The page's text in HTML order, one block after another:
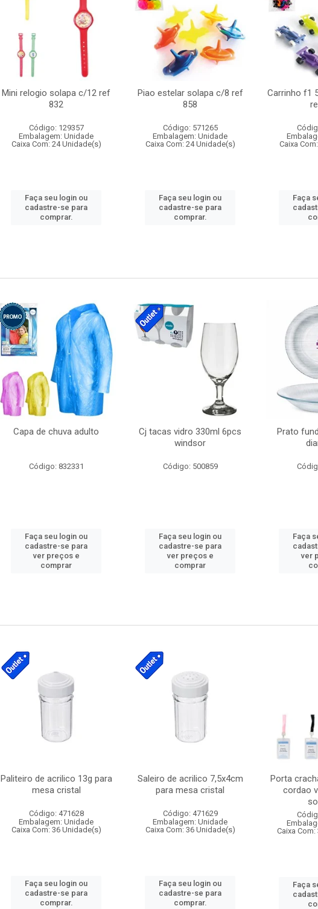
Mini relogio solapa c/12 ref
832
Código: 129357
Embalagem: Unidade
Caixa Com: 24 Unidade(s)
Faça seu login ou
cadastre-se para
comprar.
Piao estelar solapa c/8 ref
858
Código: 571265
Embalagem: Unidade
Caixa Com: 24 Unidade(s)
Faça seu login ou
cadastre-se para
comprar.
Carrinho f1
Caixa
Faça
Capa de chuva adulto
Código: 832331
Faça seu login ou
cadastre-se para
ver preços e
comprar
Cj tacas vidro 330ml 6pcs
windsor
Código: 500859
Faça seu login ou
cadastre-se para
ver preços e
comprar
Prato
Faça
ver
Paliteiro de acrilico 13g para
mesa cristal
Código: 471628
Embalagem: Unidade
Caixa Com: 36 Unidade(s)
Faça seu login ou
cadastre-se para
comprar.
Saleiro de acrilico 7,5x4cm
para mesa cristal
Código: 471629
Embalagem: Unidade
Caixa Com: 36 Unidade(s)
Faça seu login ou
cadastre-se para
comprar.
Porta
cordao
Caixa
Faça